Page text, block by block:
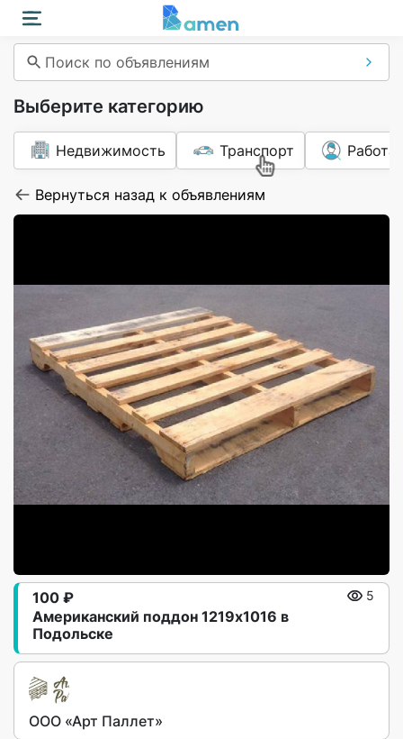
Поиск по объявлениям
Выберите категорию
Недвижимость Транспорт Работа
Вернуться назад к объявлениям
Американский поддон 1219х1016 в
Подольске
100 ₽ 5
ООО «Арт Паллет»